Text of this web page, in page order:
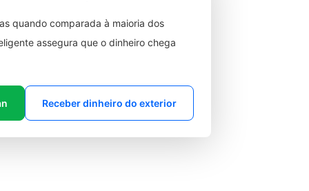
quando comparada à maioria dos
assegura que o dinheiro chega
Receber dinheiro do exterior